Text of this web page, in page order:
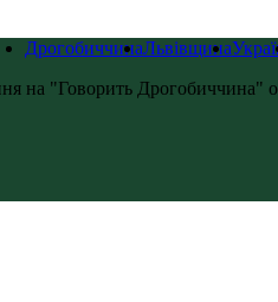
ДрогобиччинаЛьвівщина
на "Говорить Дрогобиччина"